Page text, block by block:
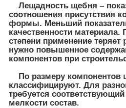
Лещадность щебня –
соотношения присутствия
формы. Меньший
качественности
степени применение теряет
нужно повышенное
компонентов при
По размеру компонентов
классифицируют. Для
требуется
мелкости состав.